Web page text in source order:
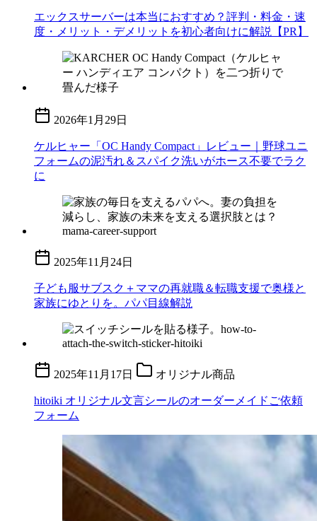
エックスサーバーは本当におすすめ？評判・料金・速
度・メリット・デメリットを初心者向けに解説【PR】
2026年1月29日
ケルヒャー「OC Handy Compact」レビュー｜野球ユニ
フォームの泥汚れ＆スパイク洗いがホース不要でラク
に
2025年11月24日
子ども服サブスク＋ママの再就職＆転職支援で奥様と
家族にゆとりを。パパ目線解説
2025年11月17日 オリジナル商品
hitoiki オリジナル文言シールのオーダーメイドご依頼
フォーム